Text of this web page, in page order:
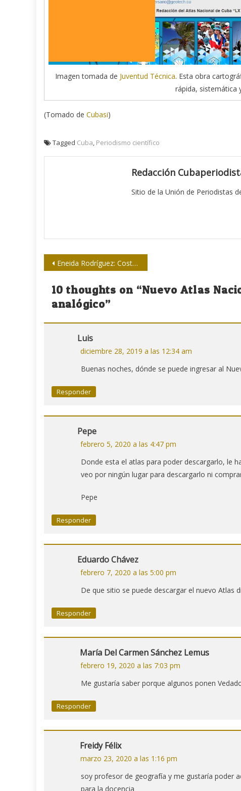
Imagen tomada de Juventud Técnica. Esta obra
rápida, sistemática
(Tomado de Cubasi)
Tagged Cuba Periodismo científico
Redacción
Sitio de la Unión de Periodistas
Navegación
de
entradas
Eneida Rodríguez: Costuras de la memoria
10 thoughts on “Nuevo Atlas
analógico”
Luis
diciembre 28, 2019 a las 12:34 am
Buenas noches, dónde se puede ingresar al
Responder
Pepe
febrero 5, 2020 a las 4:47 pm
Donde esta el atlas para poder descargarlo, le
veo por ningún lugar para descargarlo ni
Pepe
Responder
Eduardo Chávez
febrero 7, 2020 a las 5:00 pm
De que sitio se puede descargar el nuevo Atlas
Responder
María Del Carmen Sánchez Lemus
febrero 19, 2020 a las 7:03 pm
Me gustaría saber porque algunos ponen
Responder
Freidy Félix
marzo 23, 2020 a las 1:16 pm
soy profesor de geografía y me gustaría poder
para la docencia